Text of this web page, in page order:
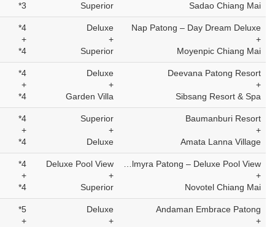
Sadao Chiang Mai
Superior
3*
Nap Patong – Day Dream Deluxe
+
Moyenpic Chiang Mai
Deluxe
+
Superior
4*
+
4*
Deevana Patong Resort
+
Sibsang Resort & Spa
Deluxe
+
Garden Villa
4*
+
4*
Baumanburi Resort
+
Amata Lanna Village
Superior
+
Deluxe
4*
+
4*
Palmyra Patong – Deluxe Pool View
+
Novotel Chiang Mai
Deluxe Pool View
+
Superior
4*
+
4*
Andaman Embrace Patong
+
Deluxe
+
5*
+